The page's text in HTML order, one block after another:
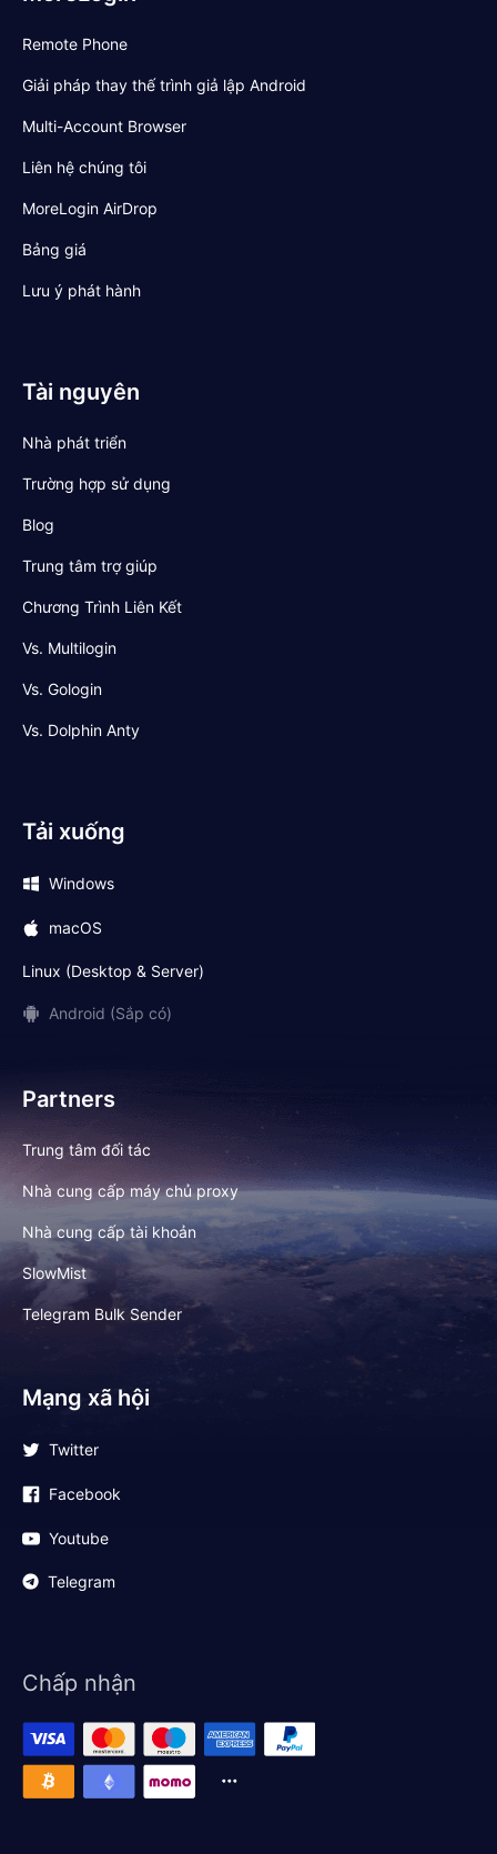
Remote Phone
Giải pháp thay thế trình giả lập Android
Multi-Account Browser
Liên hệ chúng tôi
MoreLogin AirDrop
Bảng giá
Lưu ý phát hành
Tài nguyên
Nhà phát triển
Trường hợp sử dụng
Blog
Trung tâm trợ giúp
Chương Trình Liên Kết
Vs. Multilogin
Vs. Gologin
Vs. Dolphin Anty
Tải xuống
Windows
macOS
Linux (Desktop & Server)
Android (Sắp có)
Partners
Trung tâm đối tác
Nhà cung cấp máy chủ proxy
Nhà cung cấp tài khoản
SlowMist
Telegram Bulk Sender
Mạng xã hội
Twitter
Facebook
Youtube
Telegram
Chấp nhận